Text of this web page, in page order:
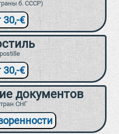
б. СССР)
30,-€
30,-€
документов
СНГ